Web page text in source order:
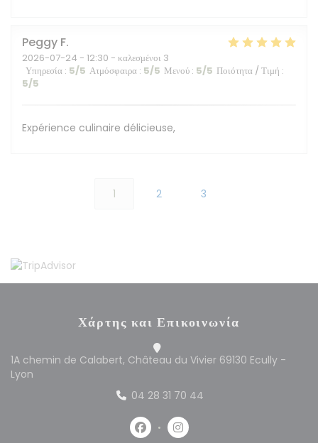
Peggy F
2026-07-24 - 12:30 - καλεσμένοι 3
Υπηρεσία : 5/5 Ατμόσφαιρα : 5/5 Μενού : 5/5 Ποιότητα / Τιμή :
5/5
Expérience culinaire délicieuse,
1 2 3
Χάρτης και Επικοινωνία
1A chemin de Calabert, Château du Vivier 69130 Ecully -
Lyon
04 28 31 70 44
Facebook ((ανοίγει σε νέο
Instagram ((ανοίγει σε νέο